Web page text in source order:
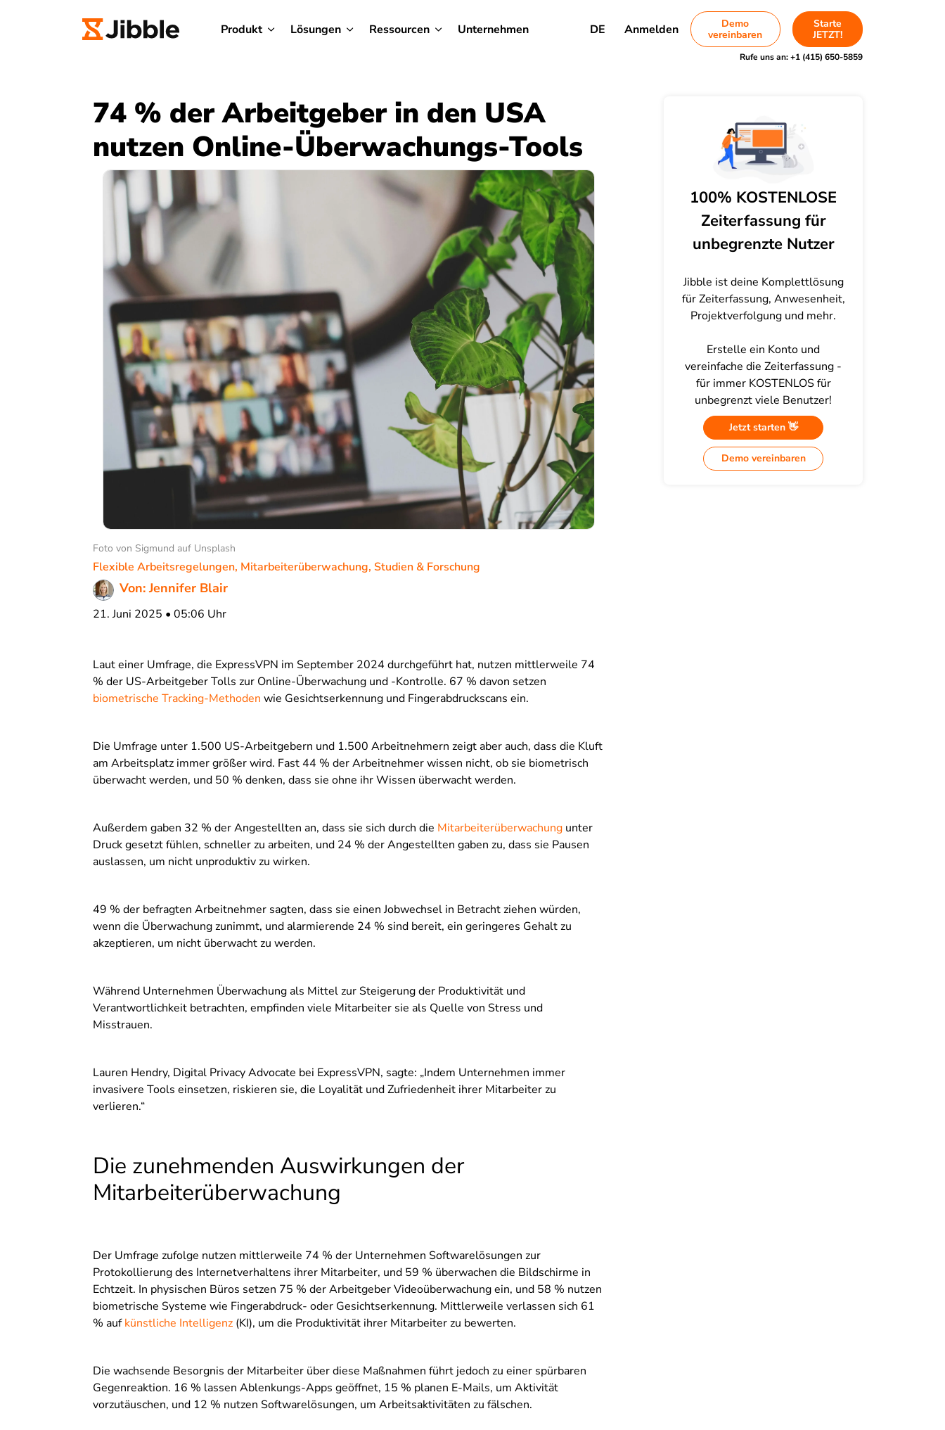
Produkt Lösungen Ressourcen Unternehmen DE Anmelden
Demo
vereinbaren
Starte
JETZT!
Rufe uns an:+1 (415) 650-5859
74 % der Arbeitgeber in den USA
nutzen Online-Überwachungs-Tools
Foto von Sigmund auf Unsplash
Flexible Arbeitsregelungen, Mitarbeiterüberwachung, Studien & Forschung
Von: Jennifer Blair
21. Juni 2025 • 05:06 Uhr
Laut einer Umfrage, die ExpressVPN im September 2024 durchgeführt hat, nutzen mittlerweile 74
% der US-Arbeitgeber Tolls zur Online-Überwachung und -Kontrolle. 67 % davon setzen
biometrische Tracking-Methoden wie Gesichtserkennung und Fingerabdruckscans ein.
Die Umfrage unter 1.500 US-Arbeitgebern und 1.500 Arbeitnehmern zeigt aber auch, dass die Kluft
am Arbeitsplatz immer größer wird. Fast 44 % der Arbeitnehmer wissen nicht, ob sie biometrisch
überwacht werden, und 50 % denken, dass sie ohne ihr Wissen überwacht werden.
Außerdem gaben 32 % der Angestellten an, dass sie sich durch die Mitarbeiterüberwachung unter
Druck gesetzt fühlen, schneller zu arbeiten, und 24 % der Angestellten gaben zu, dass sie Pausen
auslassen, um nicht unproduktiv zu wirken.
49 % der befragten Arbeitnehmer sagten, dass sie einen Jobwechsel in Betracht ziehen würden,
wenn die Überwachung zunimmt, und alarmierende 24 % sind bereit, ein geringeres Gehalt zu
akzeptieren, um nicht überwacht zu werden.
Während Unternehmen Überwachung als Mittel zur Steigerung der Produktivität und
Verantwortlichkeit betrachten, empfinden viele Mitarbeiter sie als Quelle von Stress und
Misstrauen.
Lauren Hendry, Digital Privacy Advocate bei ExpressVPN, sagte: „Indem Unternehmen immer
invasivere Tools einsetzen, riskieren sie, die Loyalität und Zufriedenheit ihrer Mitarbeiter zu
verlieren.“
Die zunehmenden Auswirkungen der
Mitarbeiterüberwachung
Der Umfrage zufolge nutzen mittlerweile 74 % der Unternehmen Softwarelösungen zur
Protokollierung des Internetverhaltens ihrer Mitarbeiter, und 59 % überwachen die Bildschirme in
Echtzeit. In physischen Büros setzen 75 % der Arbeitgeber Videoüberwachung ein, und 58 % nutzen
biometrische Systeme wie Fingerabdruck- oder Gesichtserkennung. Mittlerweile verlassen sich 61
% aufkünstliche Intelligenz (KI), um die Produktivität ihrer Mitarbeiter zu bewerten.
Die wachsende Besorgnis der Mitarbeiter über diese Maßnahmen führt jedoch zu einer spürbaren
Gegenreaktion. 16 % lassen Ablenkungs-Apps geöffnet, 15 % planen E-Mails, um Aktivität
vorzutäuschen, und 12 % nutzen Softwarelösungen, um Arbeitsaktivitäten zu fälschen.
100% KOSTENLOSE
Zeiterfassung für
unbegrenzte Nutzer
Jibble ist deine Komplettlösung
für Zeiterfassung, Anwesenheit,
Projektverfolgung und mehr.
Erstelle ein Konto und
vereinfache die Zeiterfassung -
für immer KOSTENLOS für
unbegrenzt viele Benutzer!
Jetzt starten 👋
Demo vereinbaren